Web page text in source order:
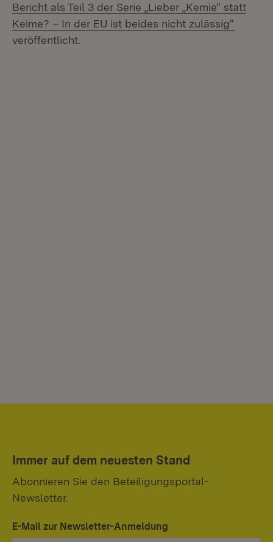
Bericht als Teil 3 der Serie „Lieber „Kemie“ statt
Keime? – In der EU ist beides nicht zulässig“
veröffentlicht.
Immer auf dem neuesten Stand
Abonnieren Sie den Beteiligungsportal-
Newsletter.
E-Mail zur Newsletter-Anmeldung